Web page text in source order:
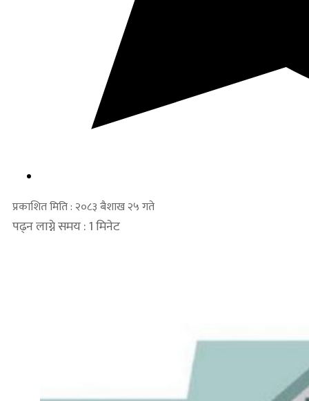
प्रकाशित मिति : २०८३ बैशाख २५ गते
पढ्न लाग्ने समय : 1 मिनेट